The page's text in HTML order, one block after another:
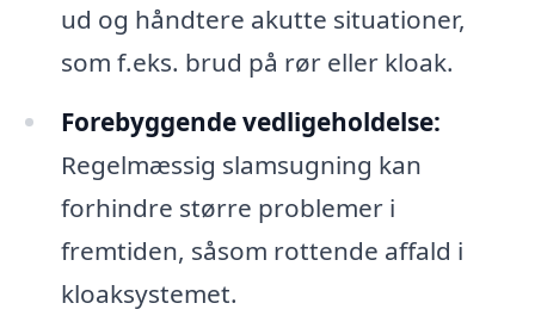
ud og håndtere akutte situationer,
som f.eks. brud på rør eller kloak.
Forebyggende vedligeholdelse:
Regelmæssig slamsugning kan
forhindre større problemer i
fremtiden, såsom rottende affald i
kloaksystemet.